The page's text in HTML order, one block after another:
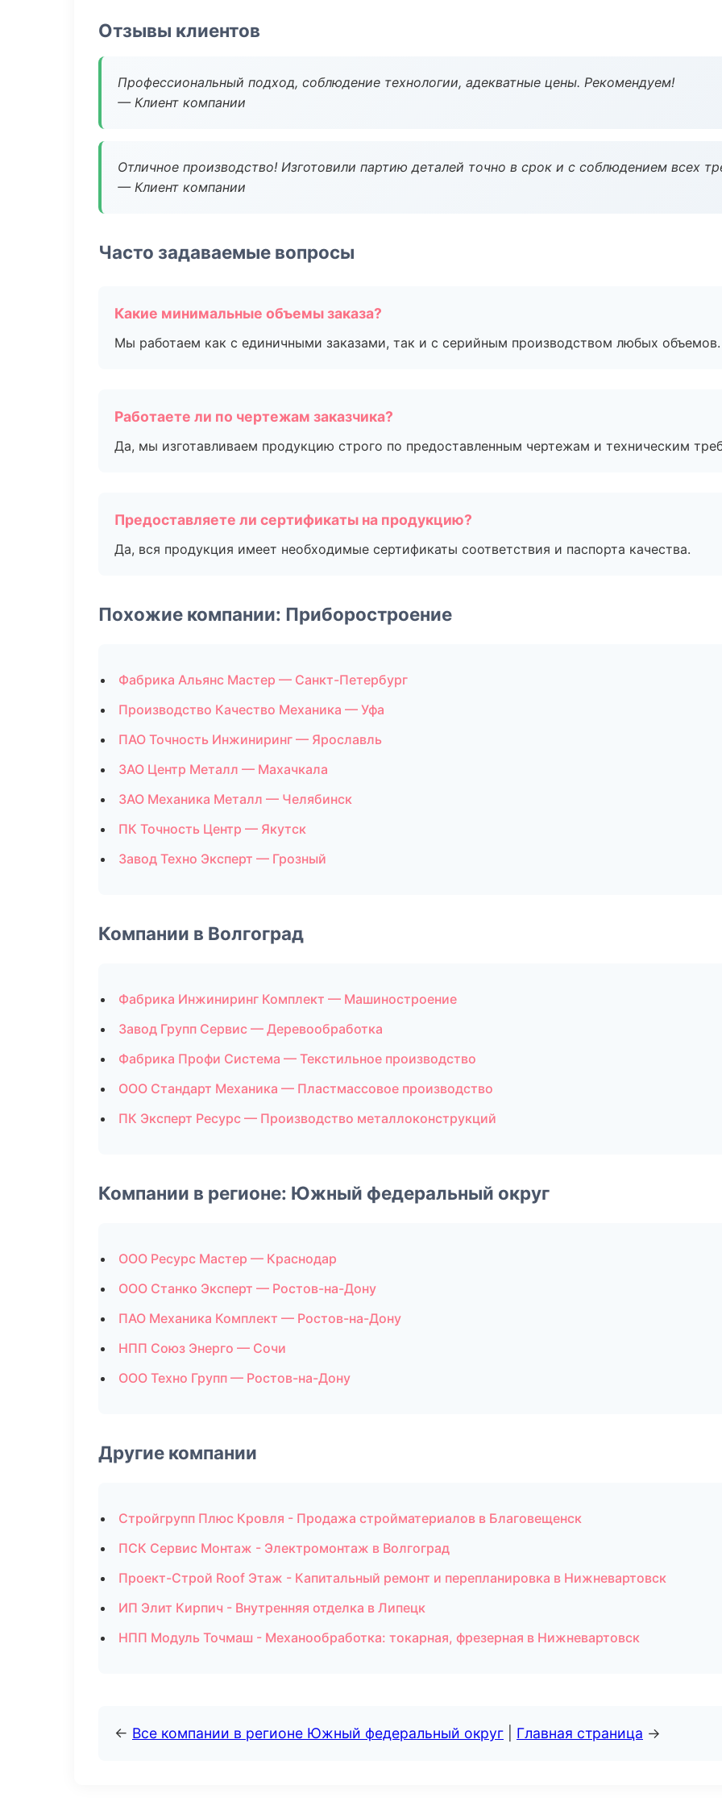
Отзывы клиентов
Профессиональный подход, соблюдение технологии, адекватные цены. Рекомендуем!
— Клиент компании
Отличное производство! Изготовили партию деталей точно в срок и с соблюдением всех
— Клиент компании
Часто задаваемые вопросы
Какие минимальные объемы заказа?
Мы работаем как с единичными заказами, так и с серийным производством любых объемов.
Работаете ли по чертежам заказчика?
Да, мы изготавливаем продукцию строго по предоставленным чертежам и техническим
Предоставляете ли сертификаты на продукцию?
Да, вся продукция имеет необходимые сертификаты соответствия и паспорта качества.
Похожие компании: Приборостроение
Фабрика Альянс Мастер — Санкт-Петербург
Производство Качество Механика — Уфа
ПАО Точность Инжиниринг — Ярославль
ЗАО Центр Металл — Махачкала
ЗАО Механика Металл — Челябинск
ПК Точность Центр — Якутск
Завод Техно Эксперт — Грозный
Компании в Волгоград
Фабрика Инжиниринг Комплект — Машиностроение
Завод Групп Сервис — Деревообработка
Фабрика Профи Система — Текстильное производство
ООО Стандарт Механика — Пластмассовое производство
ПК Эксперт Ресурс — Производство металлоконструкций
Компании в регионе: Южный федеральный округ
ООО Ресурс Мастер — Краснодар
ООО Станко Эксперт — Ростов-на-Дону
ПАО Механика Комплект — Ростов-на-Дону
НПП Союз Энерго — Сочи
ООО Техно Групп — Ростов-на-Дону
Другие компании
Стройгрупп Плюс Кровля - Продажа стройматериалов в Благовещенск
ПСК Сервис Монтаж - Электромонтаж в Волгоград
Проект-Строй Roof Этаж - Капитальный ремонт и перепланировка в Нижневартовск
ИП Элит Кирпич - Внутренняя отделка в Липецк
НПП Модуль Точмаш - Механообработка: токарная, фрезерная в Нижневартовск
← Все компании в регионе Южный федеральный округ Главная страница →